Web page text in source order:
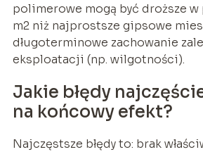
polimerowe mogą być droższe
m2 niż najprostsze gipsowe
długoterminowe zachowanie
eksploatacji (np. wilgotności).
Jakie błędy
na końcowy efekt?
Najczęstsze błędy to: brak